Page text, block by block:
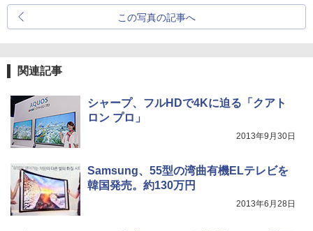
この写真の記事へ
関連記事
シャープ、フルHDで4Kに迫る「クアト
ロン プロ」
2013年9月30日
Samsung、55型の湾曲有機ELテレビを
韓国発売。約130万円
2013年6月28日